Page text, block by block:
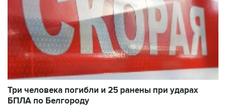
Три человека погибли и 25 ранены при ударах
БПЛА по Белгороду